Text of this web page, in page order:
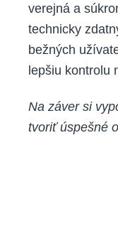
verejná a
technicky
bežných
lepšiu kontrolu
Na záver si
tvoriť úspešné